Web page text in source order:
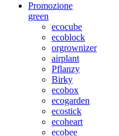
Promozione
green
ecocube
ecoblock
orgrownizer
airplant
Pflanzy
Birky
ecobox
ecogarden
ecostick
ecoheart
ecobee